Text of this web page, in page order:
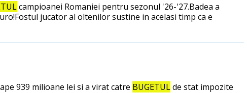
campioanei Romaniei pentru sezonul '26-'27.Badea a
jucator al oltenilor sustine in acelasi timp ca e
939 milioane lei si a virat catre BUGETULde stat impozite